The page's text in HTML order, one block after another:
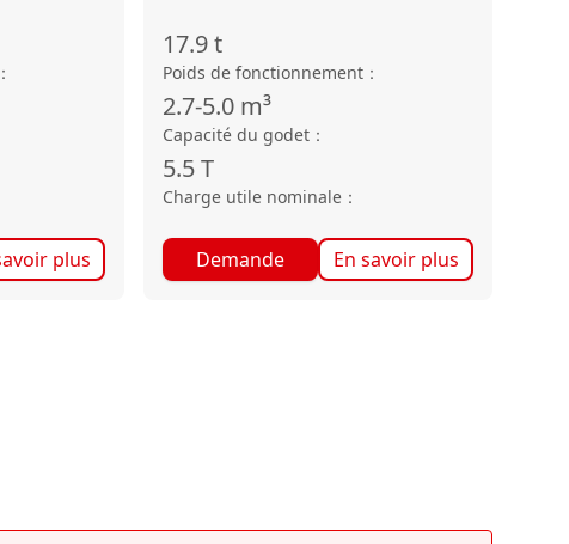
：
plus
17.9t
Poids de fonctionnement ：
2.7-5.0 m³
Capacité du godet ：
5.5T
Charge utile nominale ：
Demande En savoir plus